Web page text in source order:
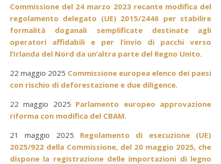
Commissione del 24 marzo 2023 recante modifica del
regolamento delegato (UE) 2015/2446 per stabilire
formalità doganali semplificate destinate agli
operatori affidabili e per l’invio di pacchi verso
l’Irlanda del Nord da un’altra parte del Regno Unito.
22 maggio 2025 Commissione europea elenco dei paesi
con rischio di deforestazione e due diligence.
22 maggio 2025 Parlamento europeo approvazione
riforma con modifica del CBAM.
21 maggio 2025 Regolamento di esecuzione (UE)
2025/922 della Commissione, del 20 maggio 2025, che
dispone la registrazione delle importazioni di legno